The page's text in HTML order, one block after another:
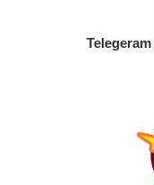
Telegeram